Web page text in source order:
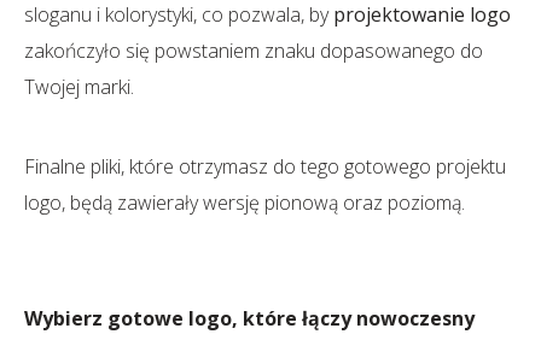
sloganu i kolorystyki, co pozwala, byprojektowanie logo
zakończyło się powstaniem znaku dopasowanego do
Twojej marki.
Finalne pliki, które otrzymasz do tego gotowego projektu
logo, będą zawierały wersję pionową oraz poziomą.
Wybierz gotowe logo, które łączy nowoczesny